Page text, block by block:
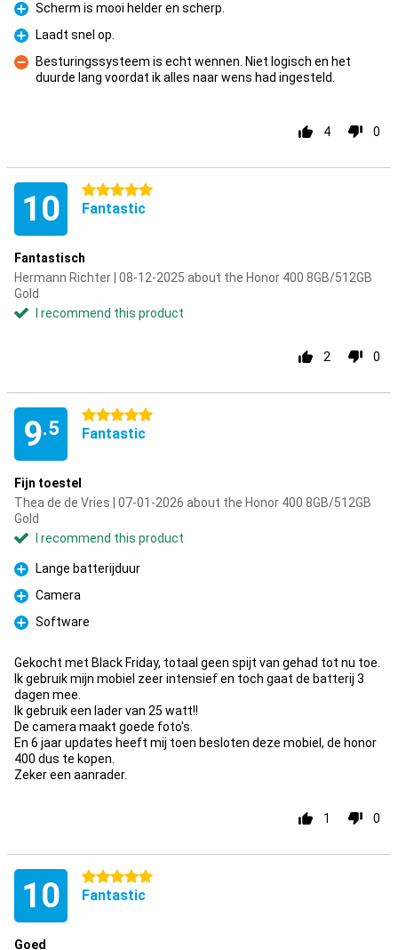
Pro
Scherm is mooi helder en scherp.
Pro
Laadt snel op.
Con
Besturingssysteem is echt wennen. Niet logisch en het
duurde lang voordat ik alles naar wens had ingesteld.
4 0
10 5 stars
Fantastic
Fantastisch
Hermann Richter | 08-12-2025 about the Honor 400 8GB/512GB
Gold
I recommend this product
2 0
9.5
5 stars
Fantastic
Fijn toestel
Thea de de Vries | 07-01-2026 about the Honor 400 8GB/512GB
Gold
I recommend this product
Pro
Lange batterijduur
Pro
Camera
Pro
Software
Gekocht met Black Friday, totaal geen spijt van gehad tot nu toe.
Ik gebruik mijn mobiel zeer intensief en toch gaat de batterij 3
dagen mee.
Ik gebruik een lader van 25 watt!!
De camera maakt goede foto's.
En 6 jaar updates heeft mij toen besloten deze mobiel, de honor
400 dus te kopen.
Zeker een aanrader.
1 0
10 5 stars
Fantastic
Goed